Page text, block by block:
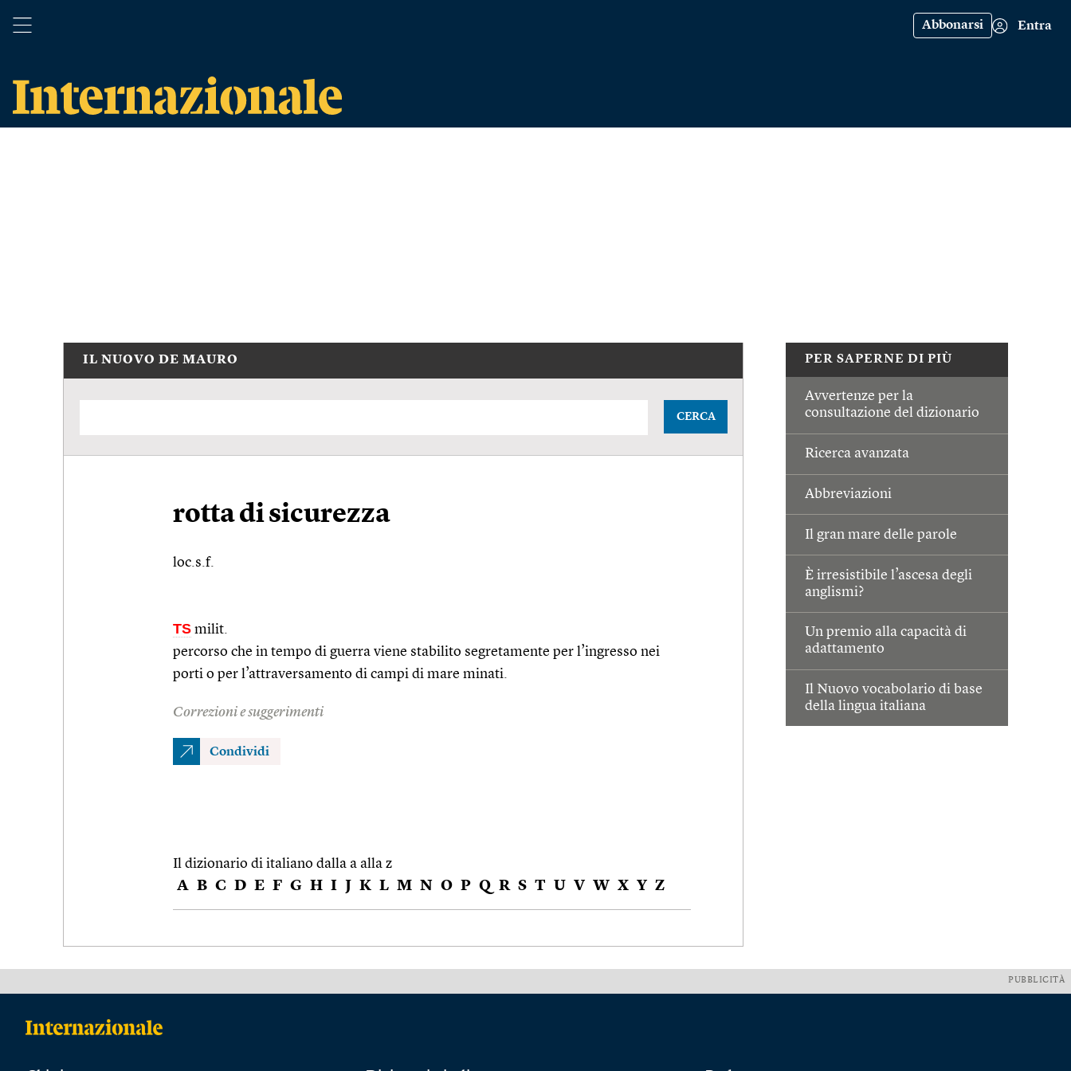
Abbonarsi Entra
PER SAPERNE DI PIÙ
Avvertenze per la
consultazione del dizionario
Ricerca avanzata
Abbreviazioni
Il gran mare delle parole
È irresistibile l’ascesa degli
anglismi?
Un premio alla capacità di
adattamento
Il Nuovo vocabolario di base
della lingua italiana
IL NUOVO DE MAURO
CERCA
rotta di sicurezza
loc.s.f.
TS milit.
percorso che in tempo di guerra viene stabilito segretamente per l’ingresso nei
porti o per l’attraversamento di campi di mare minati.
Correzioni e suggerimenti
Condividi
Il dizionario di italiano dalla a alla z
A B C D E F G H I J K L M N O P Q R S T U V W X Y Z
PUBBLICITÀ